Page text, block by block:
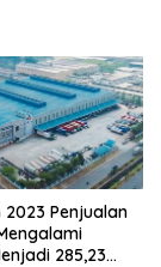
Penjualan
285,23